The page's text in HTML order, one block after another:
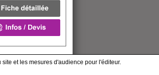
et les mesures d'audience pour l'éditeur.